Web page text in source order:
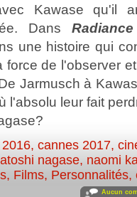
Kawase qu'il
Dans
une histoire qui
de l'observer
Jarmusch à
l'absolu leur fait
, cannes 2017,
nagase, naomi
, Films, Personnalités,
Aucun